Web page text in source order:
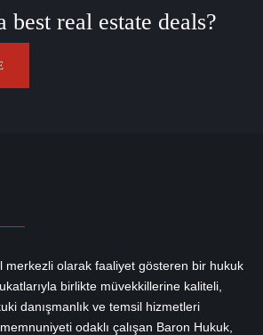
real estate deals?
merkezli olarak faaliyet gösteren bir hukuk
birlikte müvekkillerine kaliteli,
danışmanlık ve temsil hizmetleri
odaklı çalışan Baron Hukuk,